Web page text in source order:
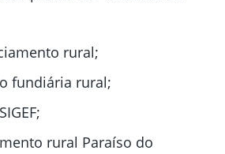
rural;
fundiária rural;
rural Paraíso do